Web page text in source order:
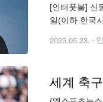
[인터풋볼] 신
일(이하 한국
2025.05.23.